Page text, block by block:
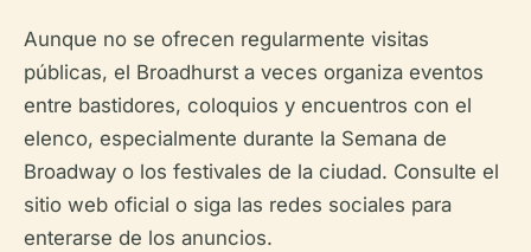
Aunque no se ofrecen regularmente visitas
públicas, el Broadhurst a veces organiza eventos
entre bastidores, coloquios y encuentros con el
elenco, especialmente durante la Semana de
Broadway o los festivales de la ciudad. Consulte el
sitio web oficial o siga las redes sociales para
enterarse de los anuncios.